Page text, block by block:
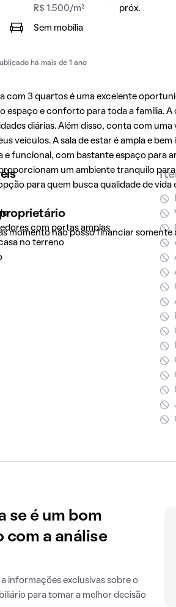
R$ 1.500/m²
próx.
Sem mobília
há mais de 1 ano
com 3 quartos é uma excelente
espaço e conforto para toda a família.
diárias. Além disso, conta com
veículos. A sala de estar é ampla e
e funcional, com bastante espaço para
um ambiente tranquilo
para quem busca qualidade de vida
momento não posso financiar somente
com portas amplas
no terreno
se é um bom
com a análise
a informações exclusivas sobre o
para tomar a melhor decisão